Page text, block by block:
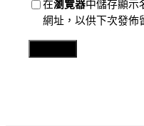
在瀏覽器中儲存顯示
網址，以供下次發佈